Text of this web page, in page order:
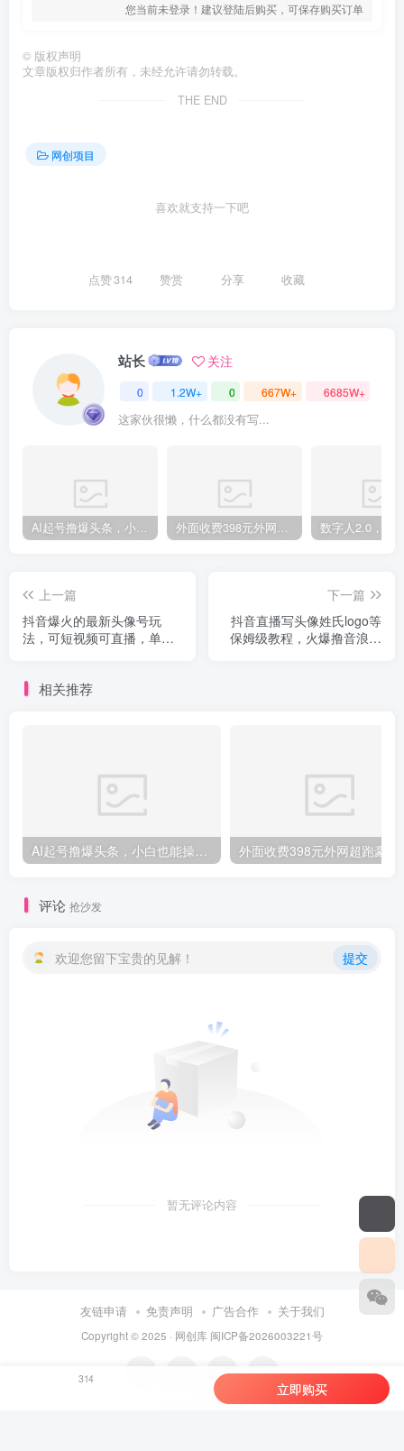
您当前未登录！建议登陆后购买，可保存购买订单
© 版权声明
文章版权归作者所有，未经允许请勿转载。
THE END
网创项目
喜欢就支持一下吧
点赞314 赞赏 分享 收藏
站长 关注
0 1.2W+ 0 667W+ 6685W+
这家伙很懒，什么都没有写...
AI起号撸爆头条，小白也能操作，日入2000+ 外面收费398元外网超跑豪车汽车视频搬运至快手抖音上热门项目
上一篇
抖音爆火的最新头像号玩
法，可短视频可直播，单个
下一篇
抖音直播写头像姓氏logo等
保姆级教程，火爆撸音浪教
相关推荐
AI起号撸爆头条，小白也能操作，日入2000+
评论 抢沙发
欢迎您留下宝贵的见解！ 提交
暂无评论内容
友链申请 免责声明 广告合作 关于我们
Copyright © 2025 · 网创库 闽ICP备2026003221号
314
立即购买